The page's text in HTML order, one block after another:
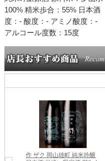
100% 精米歩合：55% 日本酒
度：- 酸度：- アミノ酸度：-
アルコール度数：15度